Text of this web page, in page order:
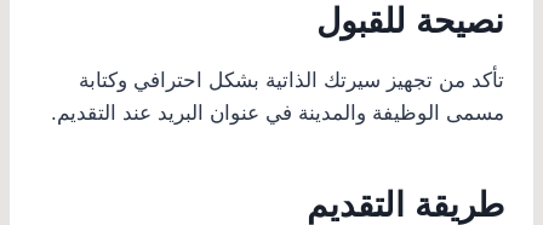
نصيحة للقبول
تأكد من تجهيز سيرتك الذاتية بشكل احترافي وكتابة
مسمى الوظيفة والمدينة في عنوان البريد عند التقديم.
طريقة التقديم